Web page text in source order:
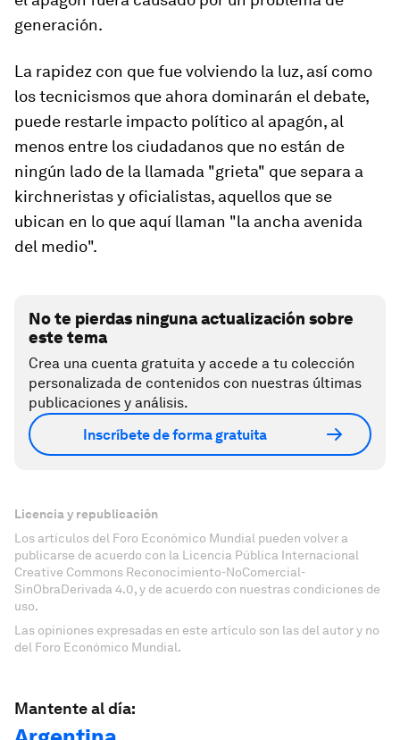
generación.
La rapidez con que fue volviendo la luz, así como
los tecnicismos que ahora dominarán el debate,
puede restarle impacto político al apagón, al
menos entre los ciudadanos que no están de
ningún lado de la llamada "grieta" que separa a
kirchneristas y oficialistas, aquellos que se
ubican en lo que aquí llaman "la ancha avenida
del medio".
No te pierdas ninguna actualización sobre
este tema
Crea una cuenta gratuita y accede a tu colección
personalizada de contenidos con nuestras últimas
publicaciones y análisis.
Inscríbete de forma gratuita
Licencia y republicación
Los artículos del Foro Económico Mundial pueden volver a
publicarse de acuerdo con la Licencia Pública Internacional
Creative Commons Reconocimiento-NoComercial-
SinObraDerivada 4.0, y de acuerdo con nuestras condiciones de
uso.
Las opiniones expresadas en este artículo son las del autor y no
del Foro Económico Mundial.
Mantente al día: